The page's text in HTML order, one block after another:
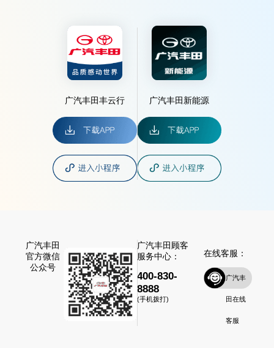
广汽丰田丰云行 广汽丰田新能源
广汽丰田
官方微信
公众号
广汽丰田顾客
服务中心：
400-830-
8888
(手机拨打)
在线客服：
广汽丰
田在线
客服